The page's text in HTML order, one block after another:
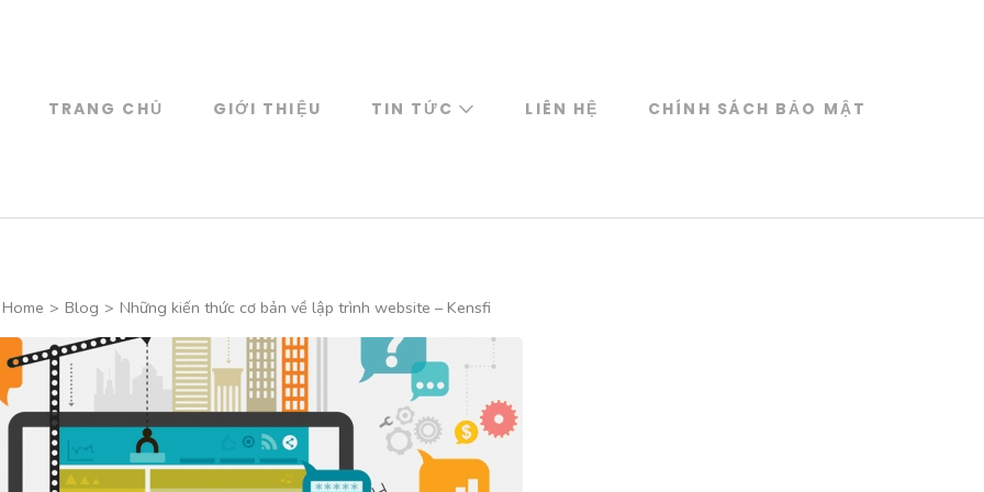
TRANG CHỦ GIỚI THIỆU TIN TỨC LIÊN HỆ CHÍNH SÁCH BẢO MẬT
Home > Blog > Những kiến thức cơ bản về lập trình website – Kensfi